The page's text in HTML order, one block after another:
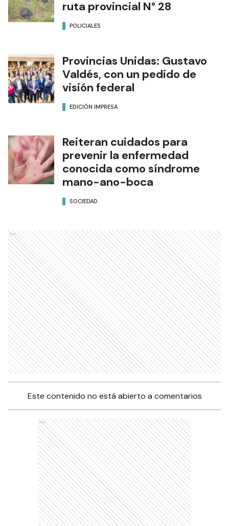
ruta provincial N° 28
POLICIALES
Provincias Unidas: Gustavo
Valdés, con un pedido de
visión federal
EDICIÓN IMPRESA
Reiteran cuidados para
prevenir la enfermedad
conocida como síndrome
mano-ano-boca
SOCIEDAD
Ads
Este contenido no está abierto a comentarios
Ads